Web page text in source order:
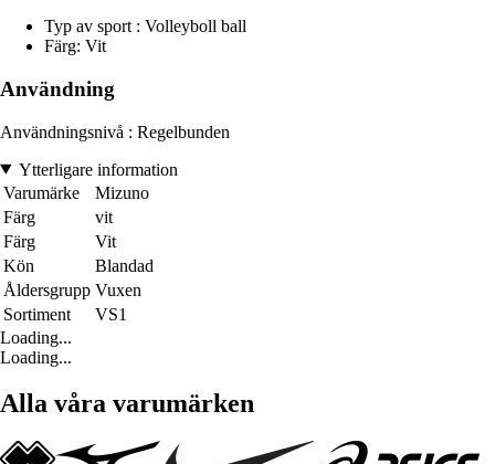
Typ av sport : Volleyboll ball
Färg: Vit
Användning
Användningsnivå : Regelbunden
Ytterligare information
Varumärke
Mizuno
Färg
vit
Färg
Vit
Kön
Blandad
Åldersgrupp Vuxen
Sortiment
VS1
Loading...
Loading...
Alla våra varumärken